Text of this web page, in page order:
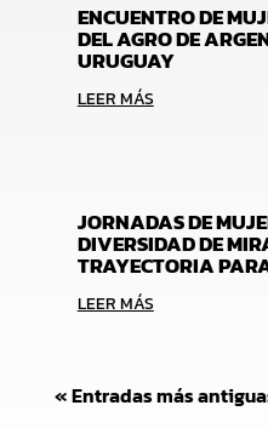
ENCUENTRO DE
DEL AGRO DE
URUGUAY
LEER MÁS
JORNADAS DE
DIVERSIDAD DE
TRAYECTORIA
LEER MÁS
« Entradas más